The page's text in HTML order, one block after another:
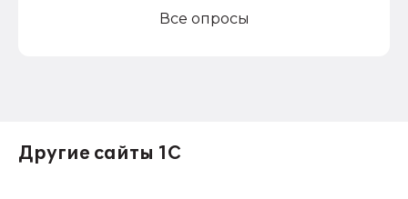
Все опросы
Другие сайты 1С